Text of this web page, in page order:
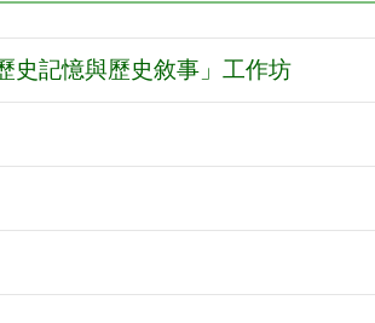
史記憶與歷史敘事」工作坊